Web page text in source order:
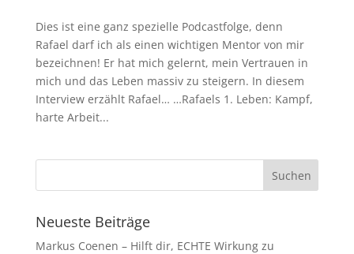
Dies ist eine ganz spezielle Podcastfolge, denn
Rafael darf ich als einen wichtigen Mentor von mir
bezeichnen! Er hat mich gelernt, mein Vertrauen in
mich und das Leben massiv zu steigern. In diesem
Interview erzählt Rafael… …Rafaels 1. Leben: Kampf,
harte Arbeit...
Neueste Beiträge
Markus Coenen – Hilft dir, ECHTE Wirkung zu